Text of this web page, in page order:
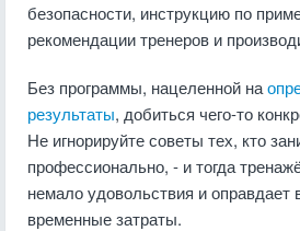
безопасности, инструкцию по
рекомендации тренеров и
Без программы, нацеленной на
результаты, добиться чего-то
Не игнорируйте советы тех, кто
профессионально, - и тогда
немало удовольствия и
временные затраты.